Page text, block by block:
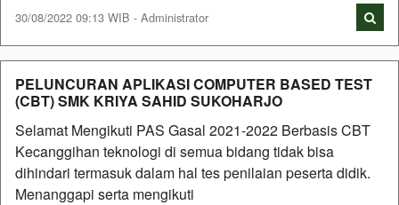
30/08/2022 09:13 WIB - Administrator
PELUNCURAN APLIKASI COMPUTER BASED TEST
(CBT) SMK KRIYA SAHID SUKOHARJO
Selamat Mengikuti PAS Gasal 2021-2022 Berbasis CBT
Kecanggihan teknologi di semua bidang tidak bisa
dihindari termasuk dalam hal tes penilaian peserta didik.
Menanggapi serta mengikuti